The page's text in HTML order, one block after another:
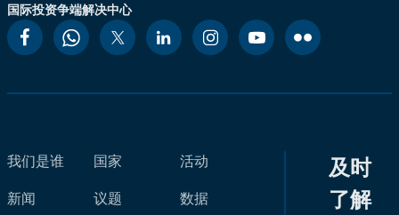
国际投资争端解决中心
我们是谁
新闻
国家
议题
活动
数据
及时
了解